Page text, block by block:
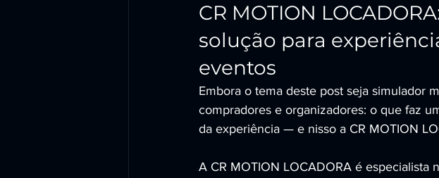
CR MOTION
solução para
eventos
Embora o tema deste post seja simulador
compradores e organizadores: o que faz
da experiência — e nisso a CR MOTION
A CR MOTION LOCADORA é especialista